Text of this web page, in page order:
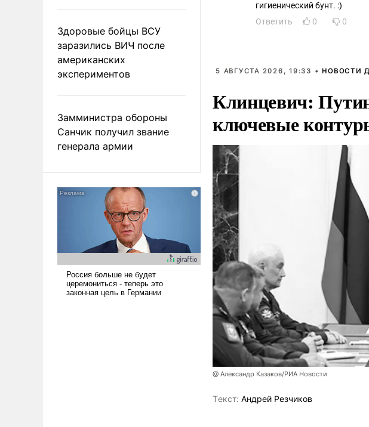
Здоровые бойцы ВСУ
заразились ВИЧ после
американских
экспериментов
Замминистра обороны
Санчик получил звание
генерала армии
гигиенический бунт. :)
Ответить
0 0
5 АВГУСТА 2026, 19:33 • НОВОСТИ
Клинцевич:
ключевые
@ Александр Казаков/РИА Новости
Tекст: Андрей Резчиков